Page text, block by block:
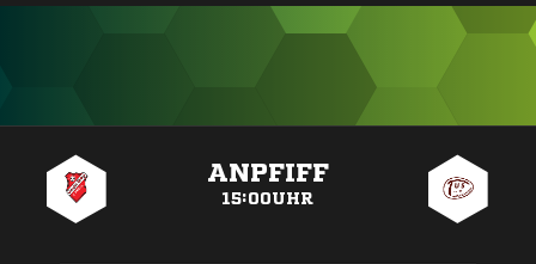
ANPFIFF
15:00UHR